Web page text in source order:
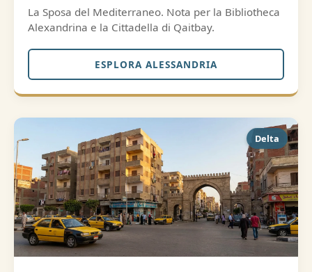
La Sposa del Mediterraneo. Nota per la Bibliotheca
Alexandrina e la Cittadella di Qaitbay.
ESPLORA ALESSANDRIA
Delta